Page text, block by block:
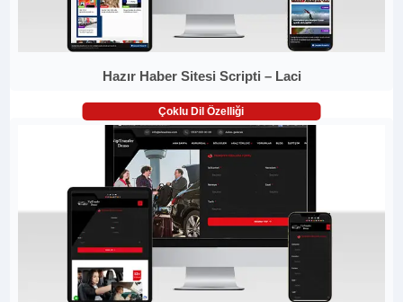
Hazır Haber Sitesi Scripti – Laci
Çoklu Dil Özelliği